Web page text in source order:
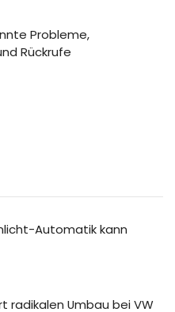
Probleme,
Rückrufe
Automatik kann
radikalen Umbau bei VW